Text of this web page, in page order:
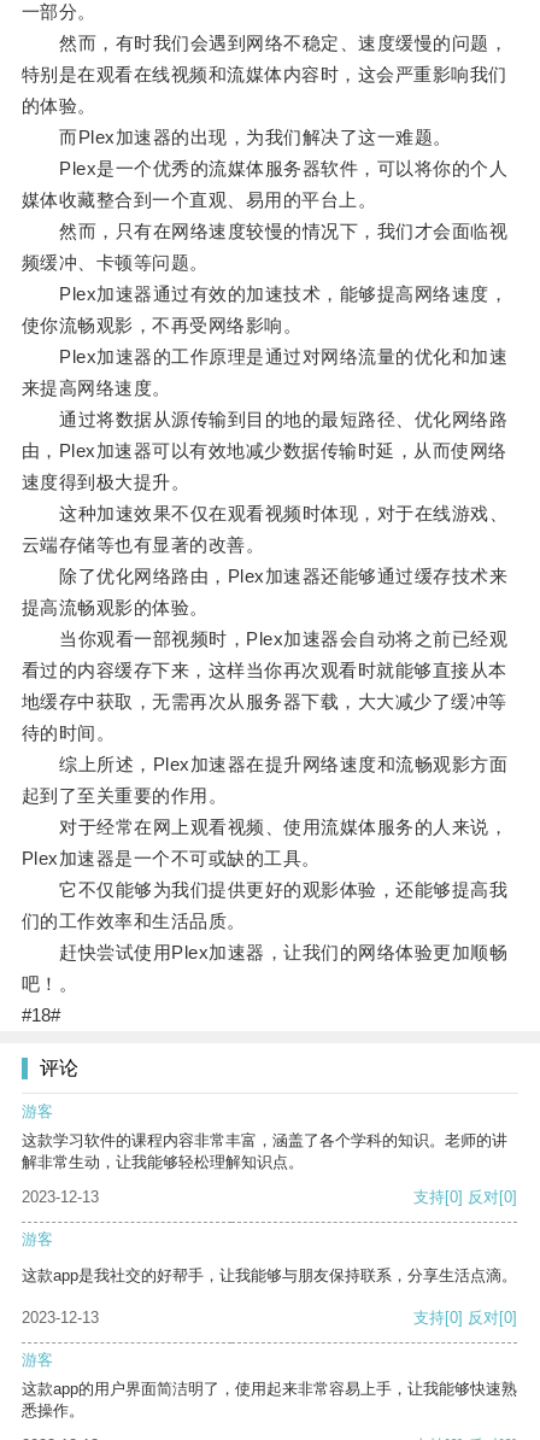
一部分。
然而，有时我们会遇到网络不稳定、速度缓慢的问题，
特别是在观看在线视频和流媒体内容时，这会严重影响我们
的体验。
而Plex加速器的出现，为我们解决了这一难题。
Plex是一个优秀的流媒体服务器软件，可以将你的个人
媒体收藏整合到一个直观、易用的平台上。
然而，只有在网络速度较慢的情况下，我们才会面临视
频缓冲、卡顿等问题。
Plex加速器通过有效的加速技术，能够提高网络速度，
使你流畅观影，不再受网络影响。
Plex加速器的工作原理是通过对网络流量的优化和加速
来提高网络速度。
通过将数据从源传输到目的地的最短路径、优化网络路
由，Plex加速器可以有效地减少数据传输时延，从而使网络
速度得到极大提升。
这种加速效果不仅在观看视频时体现，对于在线游戏、
云端存储等也有显著的改善。
除了优化网络路由，Plex加速器还能够通过缓存技术来
提高流畅观影的体验。
当你观看一部视频时，Plex加速器会自动将之前已经观
看过的内容缓存下来，这样当你再次观看时就能够直接从本
地缓存中获取，无需再次从服务器下载，大大减少了缓冲等
待的时间。
综上所述，Plex加速器在提升网络速度和流畅观影方面
起到了至关重要的作用。
对于经常在网上观看视频、使用流媒体服务的人来说，
Plex加速器是一个不可或缺的工具。
它不仅能够为我们提供更好的观影体验，还能够提高我
们的工作效率和生活品质。
赶快尝试使用Plex加速器，让我们的网络体验更加顺畅
吧！。
#18#
评论
游客
这款学习软件的课程内容非常丰富，涵盖了各个学科的知识。老师的讲
解非常生动，让我能够轻松理解知识点。
2023-12-13
支持[0] 反对[0]
游客
这款app是我社交的好帮手，让我能够与朋友保持联系，分享生活点滴。
2023-12-13 支持[0] 反对[0]
游客
这款app的用户界面简洁明了，使用起来非常容易上手，让我能够快速熟
悉操作。